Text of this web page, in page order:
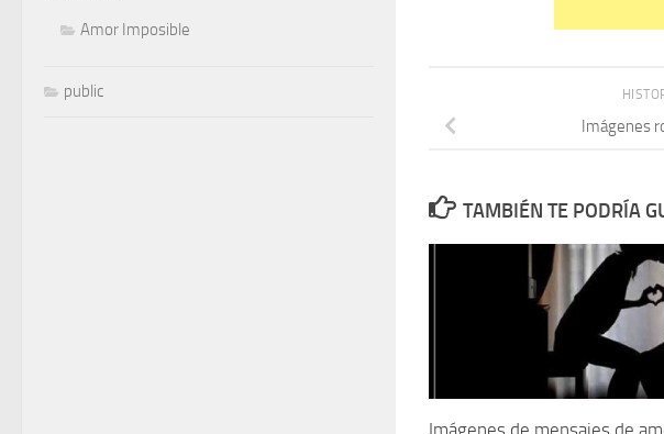
Imágenes
TAMBIÉN TE PODRÍA
Amor Imposible
public